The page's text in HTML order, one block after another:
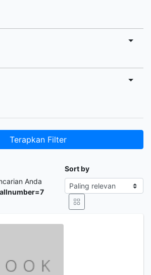
Terapkan Filter
Anda
Sort by